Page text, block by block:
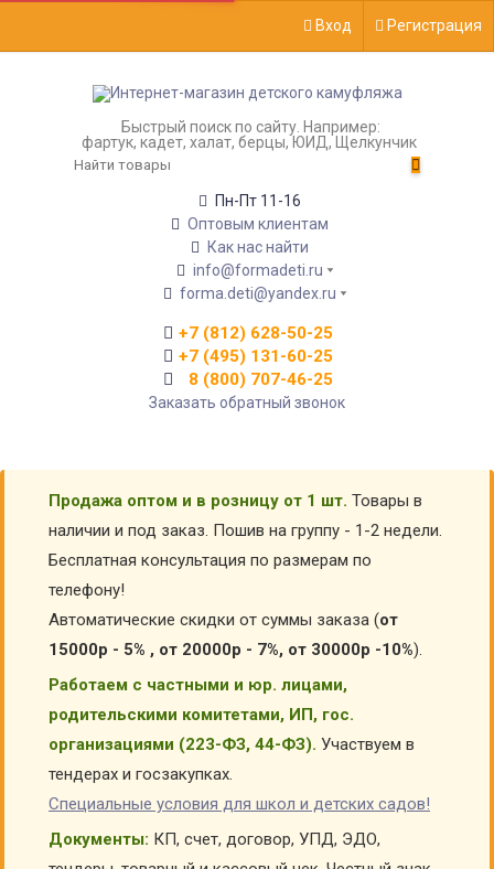
Вход Регистрация
Быстрый поиск по сайту. Например:
фартук, кадет, халат, берцы, ЮИД, Щелкунчик
Пн-Пт 11-16
Оптовым клиентам
Как нас найти
info@formadeti.ru
forma.deti@yandex.ru
+7 (812) 628-50-25
+7 (495) 131-60-25
8 (800) 707-46-25
Заказать обратный звонок
Продажа оптом и в розницу от 1 шт. Товары в
наличии и под заказ. Пошив на группу - 1-2 недели.
Бесплатная консультация по размерам по
телефону!
Автоматические скидки от суммы заказа (от
15000р - 5% , от 20000р - 7%, от 30000р -10%).
Работаем с частными и юр. лицами,
родительскими комитетами, ИП, гос.
организациями (223-ФЗ, 44-ФЗ). Участвуем в
тендерах и госзакупках.
Специальные условия для школ и детских садов!
Документы: КП, счет, договор, УПД, ЭДО,